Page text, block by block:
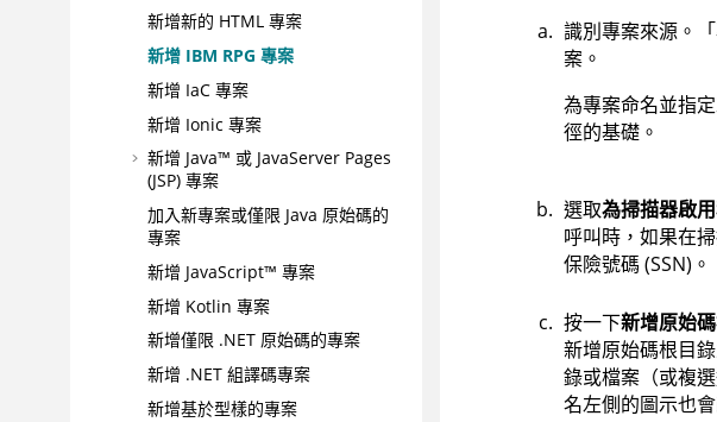
新增新的 HTML 專案
新增 IBM RPG 專案
新增 IaC 專案
新增 Ionic 專案
新增 Java™ 或 JavaServer Pages
(JSP) 專案
加入新專案或僅限 Java 原始碼的
專案
新增 JavaScript™ 專案
新增 Kotlin 專案
新增僅限 .NET 原始碼的專案
新增 .NET 組譯碼專案
新增基於型樣的專案
識別專案來源。
案。
為專案命名並指
徑的基礎。
選取為掃描器啟
呼叫時，如果在
保險號碼 (SSN)。
按一下新增原始
新增原始碼根目
錄或檔案（或複
名左側的圖示也會